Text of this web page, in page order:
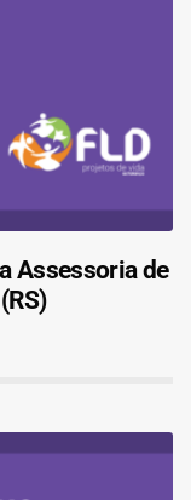
Assessoria de